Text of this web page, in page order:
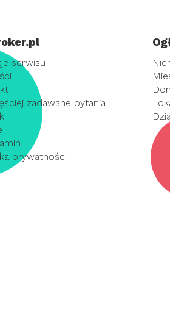
serwisu
zadawane pytania
prywatności